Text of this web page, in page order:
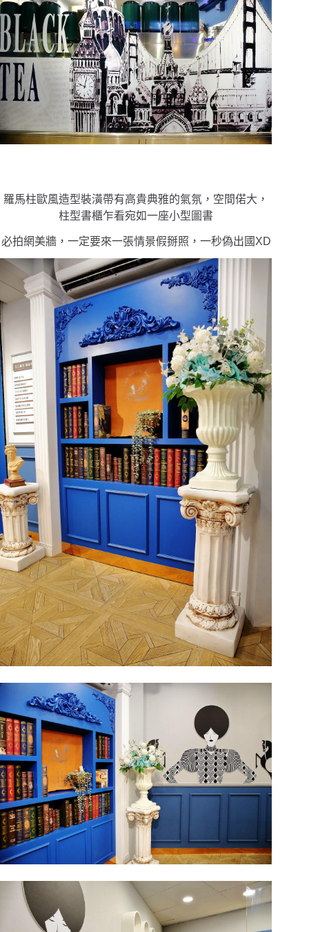
羅馬柱歐風造型裝潢帶有高貴典雅的氣氛，空間偌大，
柱型書櫃乍看宛如一座小型圖書
必拍網美牆，一定要來一張情景假掰照，一秒偽出國XD